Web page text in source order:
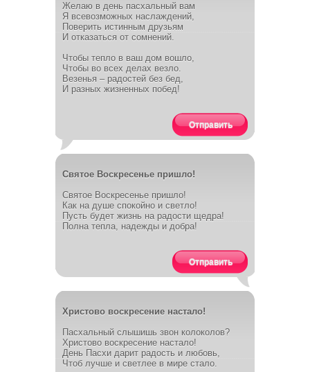
Желаю в день пасхальный вам
Я всевозможных наслаждений,
Поверить истинным друзьям
И отказаться от сомнений.
Чтобы тепло в ваш дом вошло,
Чтобы во всех делах везло.
Везенья – радостей без бед,
И разных жизненных побед!
Отправить
Святое Воскресенье пришло!
Святое Воскресенье пришло!
Как на душе спокойно и светло!
Пусть будет жизнь на радости щедра!
Полна тепла, надежды и добра!
Отправить
Христово воскресение настало!
Пасхальный слышишь звон колоколов?
Христово воскресение настало!
День Пасхи дарит радость и любовь,
Чтоб лучше и светлее в мире стало.